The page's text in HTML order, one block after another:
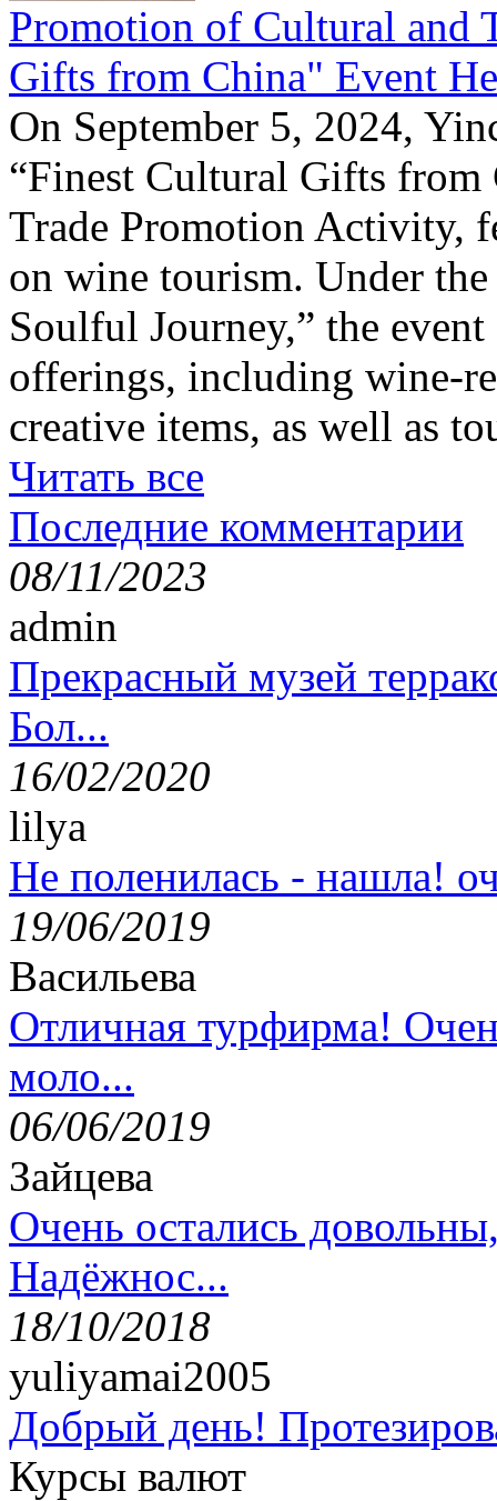
Promotion of Cultural and
Gifts from China" Event
On September 5, 2024,
“Finest Cultural Gifts from
Trade Promotion Activity,
on wine tourism. Under
Soulful Journey,” the
offerings, including wine-
creative items, as well as
Читать все
Последние комментарии
08/11/2023
admin
Прекрасный музей
Бол...
16/02/2020
lilya
Не поленилась - нашла!
19/06/2019
Васильева
Отличная турфирма!
моло...
06/06/2019
Зайцева
Очень остались
Надёжнос...
18/10/2018
yuliyamai2005
Добрый день!
Курсы валют